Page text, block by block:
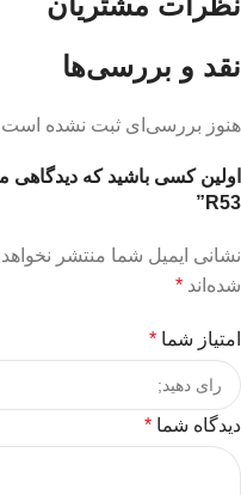
نقد و بررسی‌ها
هنوز بررسی‌ای ثبت نشده
اولین کسی باشید که
R53”
نشانی ایمیل شما منتشر
شده‌اند *
امتیاز شما *
دیدگاه شما *